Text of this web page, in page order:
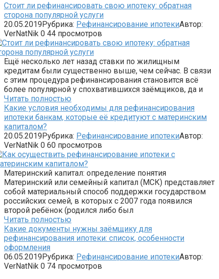
Стоит ли рефинансировать свою ипотеку: обратная
сторона популярной услуги
20.05.2019Рубрика: Рефинансирование ипотекиАвтор:
VerNatNik 0 44 просмотров
Ещё несколько лет назад ставки по жилищным
кредитам были существенно выше, чем сейчас. В связи
с этим процедура рефинансирования становится всё
более популярной у спохватившихся заёмщиков, да и
Читать полностью
Какие условия необходимы для рефинансирования
ипотеки банкам, которые её кредитуют с материнским
капиталом?
20.05.2019Рубрика: Рефинансирование ипотекиАвтор:
VerNatNik 0 60 просмотров
Материнский капитал: определение понятия
Материнский или семейный капитал (МСК) представляет
собой материальный способ поддержки государством
российских семей, в которых с 2007 года появился
второй ребёнок (родился либо был
Читать полностью
Какие документы нужны заёмщику для
рефинансирования ипотеки: список, особенности
оформления
06.05.2019Рубрика: Рефинансирование ипотекиАвтор:
VerNatNik 0 74 просмотров